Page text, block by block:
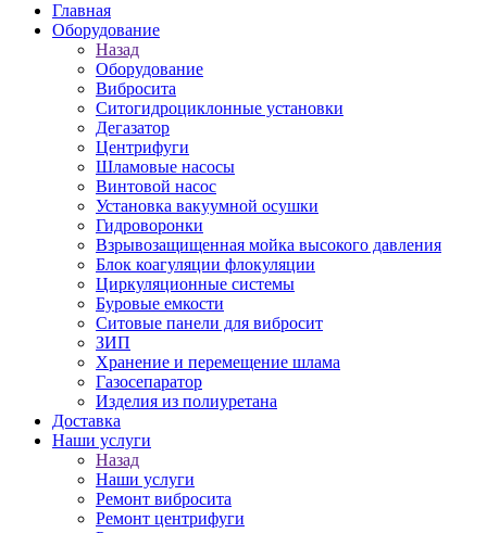
Главная
Оборудование
Назад
Оборудование
Вибросита
Ситогидроциклонные установки
Дегазатор
Центрифуги
Шламовые насосы
Винтовой насос
Установка вакуумной осушки
Гидроворонки
Взрывозащищенная мойка высокого давления
Блок коагуляции флокуляции
Циркуляционные системы
Буровые емкости
Ситовые панели для вибросит
ЗИП
Хранение и перемещение шлама
Газосепаратор
Изделия из полиуретана
Доставка
Наши услуги
Назад
Наши услуги
Ремонт вибросита
Ремонт центрифуги